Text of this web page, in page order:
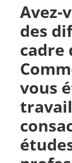
Avez-
des
cadre
vous